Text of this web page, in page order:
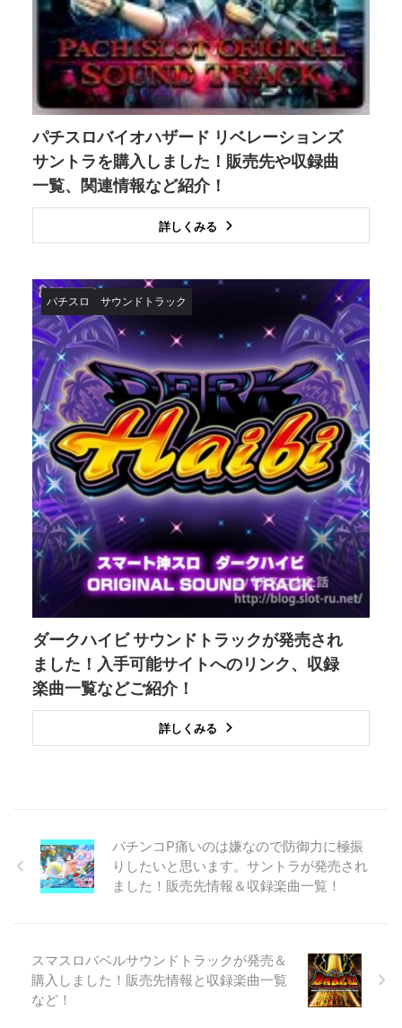
パチスロバイオハザード リベレーションズ
サントラを購入しました！販売先や収録曲
一覧、関連情報など紹介！
詳しくみる
パチスロ サウンドトラック
ダークハイビ サウンドトラックが発売され
ました！入手可能サイトへのリンク、収録
楽曲一覧などご紹介！
詳しくみる
パチンコP痛いのは嫌なので防御力に極振
りしたいと思います。サントラが発売され
ました！販売先情報＆収録楽曲一覧！
スマスロバベルサウンドトラックが発売＆
購入しました！販売先情報と収録楽曲一覧
など！